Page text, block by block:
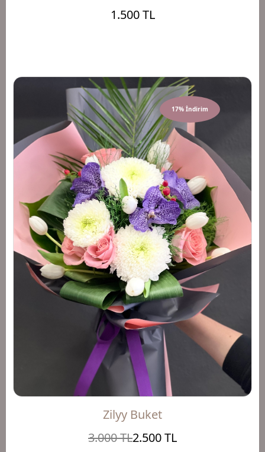
1.500 TL
17% İndirim
Zilyy Buket
3.000 TL2.500 TL